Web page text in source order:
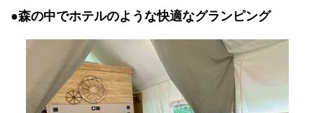
●森の中でホテルのような快適なグランピング